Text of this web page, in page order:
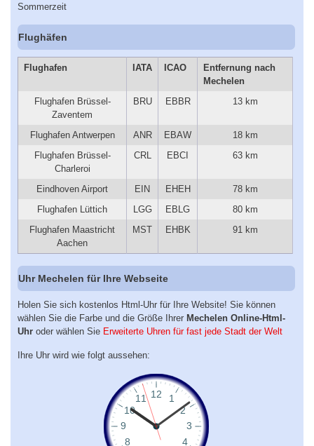
Sommerzeit
Flughäfen
Flughafen IATA ICAO
Entfernung nach
Mechelen
Flughafen Brüssel-
Zaventem
BRU EBBR 13 km
Flughafen Antwerpen ANR EBAW
18 km
Flughafen Brüssel-
Charleroi
CRL EBCI 63 km
Eindhoven Airport EIN EHEH
78 km
Flughafen Lüttich
LGG EBLG
80 km
Flughafen Maastricht
Aachen
MST EHBK 91 km
Uhr Mechelen für Ihre Webseite
Holen Sie sich kostenlos Html-Uhr für Ihre Website! Sie können
wählen Sie die Farbe und die Größe Ihrer Mechelen Online-Html-
Uhr oder wählen Sie Erweiterte Uhren für fast jede Stadt der Welt
Ihre Uhr wird wie folgt aussehen: